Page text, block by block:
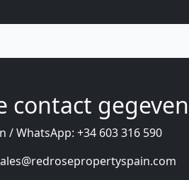
contact
/ WhatsApp: +34 603 316 590